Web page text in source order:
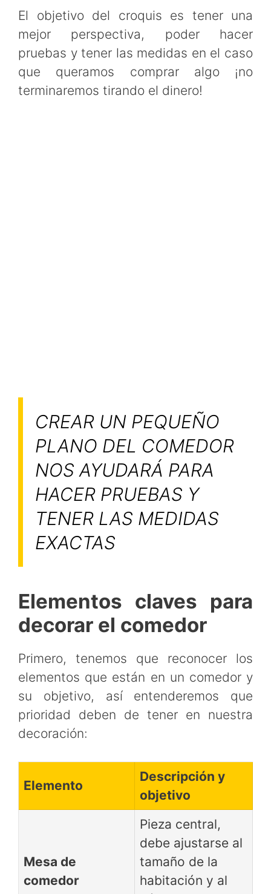
El objetivo del croquis es tener una
mejor perspectiva, poder hacer
pruebas y tener las medidas en el caso
que queramos comprar algo ¡no
terminaremos tirando el dinero!
CREAR UN PEQUEÑO
PLANO DEL COMEDOR
NOS AYUDARÁ PARA
HACER PRUEBAS Y
TENER LAS MEDIDAS
EXACTAS
Elementos claves para
decorar el comedor
Primero, tenemos que reconocer los
elementos que están en un comedor y
su objetivo, así entenderemos que
prioridad deben de tener en nuestra
decoración:
Elemento
Descripción y
objetivo
Mesa de
comedor
Pieza central,
debe ajustarse al
tamaño de la
habitación y al